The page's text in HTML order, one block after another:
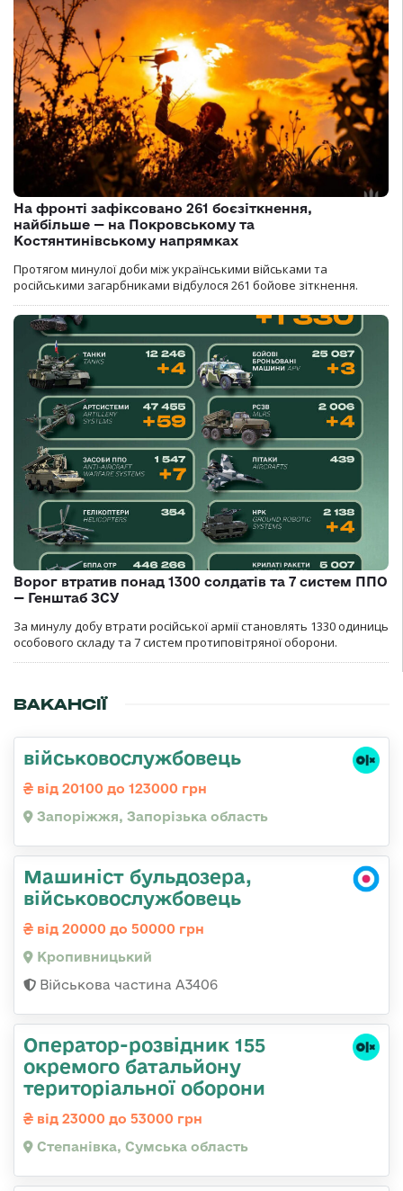
На фронті зафіксовано 261 боєзіткнення,
найбільше — на Покровському та
Костянтинівському напрямках
Протягом минулої доби між українськими військами та
російськими загарбниками відбулося 261 бойове зіткнення.
Ворог втратив понад 1300 солдатів та 7 систем ППО
— Генштаб ЗСУ
За минулу добу втрати російської армії становлять 1330 одиниць
особового складу та 7 систем протиповітряної оборони.
ВАКАНСІЇ
військовослужбовець
від 20100 до 123000 грн
Запоріжжя, Запорізька область
Машиніст бульдозера,
військовослужбовець
від 20000 до 50000 грн
Кропивницький
Військова частина А3406
Оператор-розвідник 155
окремого батальйону
територіальної оборони
від 23000 до 53000 грн
Степанівка, Сумська область